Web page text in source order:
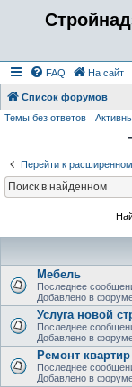
FAQ На сайт
Список форумов
Темы без ответов
Перейти к
Мебель
Последнее
Добавлено в
Услуга новой
Последнее
Добавлено в
Ремонт
Последнее
Добавлено в